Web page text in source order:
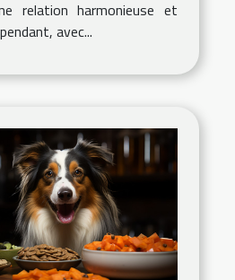
relation harmonieuse et
avec...